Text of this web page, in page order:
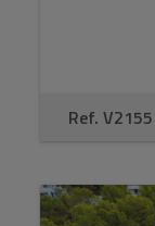
Ref. V2155